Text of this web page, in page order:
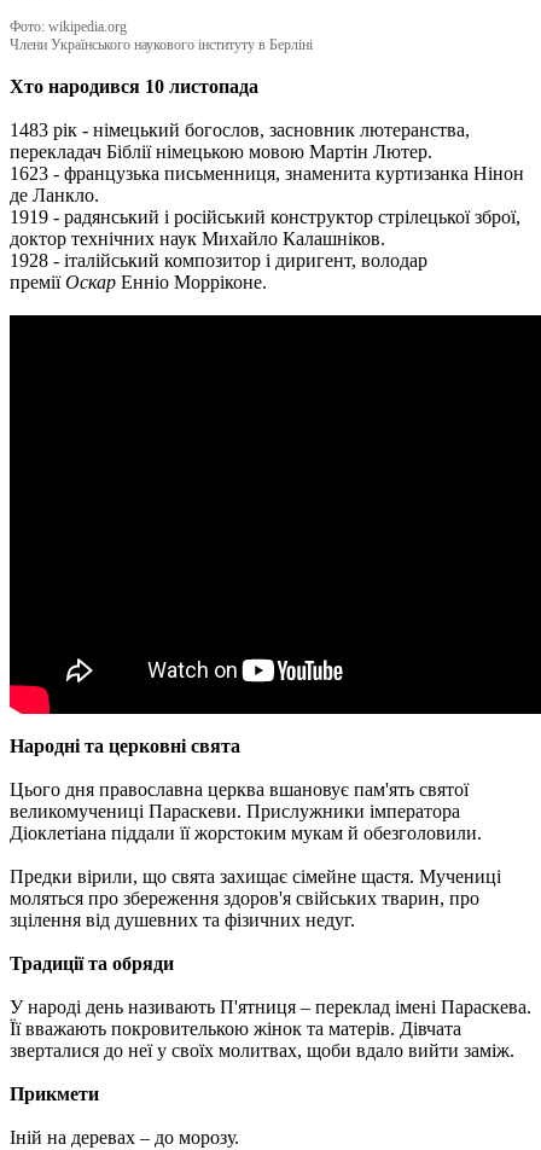
Фото: wikipedia.org
Члени Українського наукового інституту в Берліні
Хто народився 10 листопада
1483 рік - німецький богослов, засновник лютеранства,
перекладач Біблії німецькою мовою Мартін Лютер.
1623 - французька письменниця, знаменита куртизанка Нінон
де Ланкло.
1919 - радянський і російський конструктор стрілецької зброї,
доктор технічних наук Михайло Калашніков.
1928 - італійський композитор і диригент, володар
преміїОскар Енніо Морріконе.
Народні та церковні свята
Цього дня православна церква вшановує пам'ять святої
великомучениці Параскеви. Прислужники імператора
Діоклетіана піддали її жорстоким мукам й обезголовили.
Предки вірили, що свята захищає сімейне щастя. Мучениці
моляться про збереження здоров'я свійських тварин, про
зцілення від душевних та фізичних недуг.
Традиції та обряди
У народі день називають П'ятниця – переклад імені Параскева.
Її вважають покровителькою жінок та матерів. Дівчата
зверталися до неї у своїх молитвах, щоби вдало вийти заміж.
Прикмети
Іній на деревах – до морозу.